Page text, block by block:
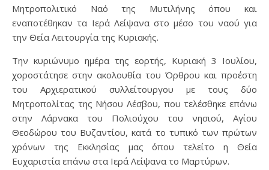
Μητροπολιτικό Ναό της Μυτιλήνης όπου και
εναποτέθηκαν τα Ιερά Λείψανα στο μέσο του ναού για
την Θεία Λειτουργία της Κυριακής.
Την κυριώνυμο ημέρα της εορτής, Κυριακή 3 Ιουλίου,
χοροστάτησε στην ακολουθία του Όρθρου και προέστη
του Αρχιερατικού συλλείτουργου με τους δύο
Μητροπολίτας της Νήσου Λέσβου, που τελέσθηκε επάνω
στην Λάρνακα του Πολιούχου του νησιού, Αγίου
Θεοδώρου του Βυζαντίου, κατά το τυπικό των πρώτων
χρόνων της Εκκλησίας μας όπου τελείτο η Θεία
Ευχαριστία επάνω στα Ιερά Λείψανα το Μαρτύρων.